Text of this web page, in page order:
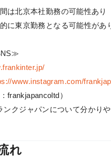
は北京本社勤務の可能性あり
に東京勤務となる可能性があ
www.instagram.com/
frankjapancoltd）
ンクジャパンについて分かり
れ